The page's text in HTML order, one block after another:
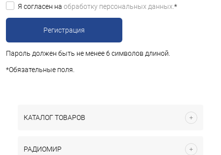
Я согласен на обработку персональных данных. *
Пароль должен быть не менее 6 символов длиной.
*Обязательные поля.
КАТАЛОГ ТОВАРОВ
РАДИОМИР